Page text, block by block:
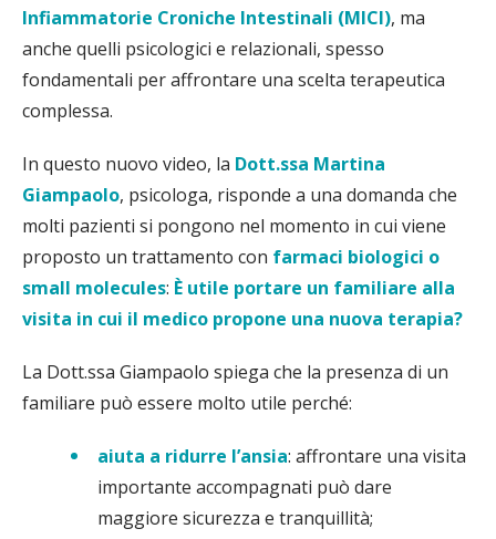
Infiammatorie Croniche Intestinali (MICI), ma
anche quelli psicologici e relazionali, spesso
fondamentali per affrontare una scelta terapeutica
complessa.
In questo nuovo video, la Dott.ssa Martina
Giampaolo, psicologa, risponde a una domanda che
molti pazienti si pongono nel momento in cui viene
proposto un trattamento con farmaci biologici o
small molecules: È utile portare un familiare alla
visita in cui il medico propone una nuova terapia?
La Dott.ssa Giampaolo spiega che la presenza di un
familiare può essere molto utile perché:
aiuta a ridurre l’ansia: affrontare una visita
importante accompagnati può dare
maggiore sicurezza e tranquillità;